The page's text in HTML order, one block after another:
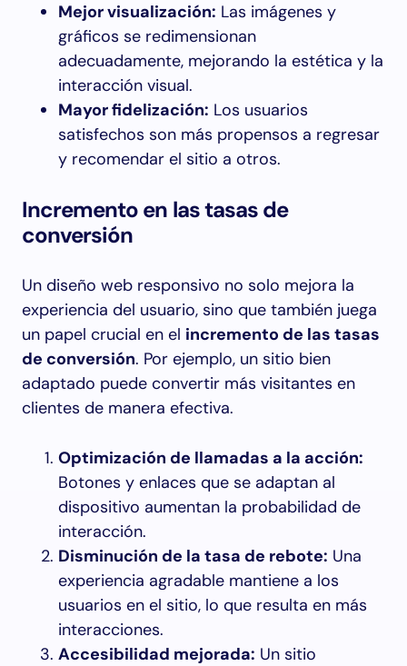
Mejor visualización: Las imágenes y
gráficos se redimensionan
adecuadamente, mejorando la estética y la
interacción visual.
Mayor fidelización: Los usuarios
satisfechos son más propensos a regresar
y recomendar el sitio a otros.
Incremento en las tasas de
conversión
Un diseño web responsivo no solo mejora la
experiencia del usuario, sino que también juega
un papel crucial en el incremento de las tasas
de conversión. Por ejemplo, un sitio bien
adaptado puede convertir más visitantes en
clientes de manera efectiva.
Optimización de llamadas a la acción:
Botones y enlaces que se adaptan al
dispositivo aumentan la probabilidad de
interacción.
Disminución de la tasa de rebote: Una
experiencia agradable mantiene a los
usuarios en el sitio, lo que resulta en más
interacciones.
Accesibilidad mejorada: Un sitio